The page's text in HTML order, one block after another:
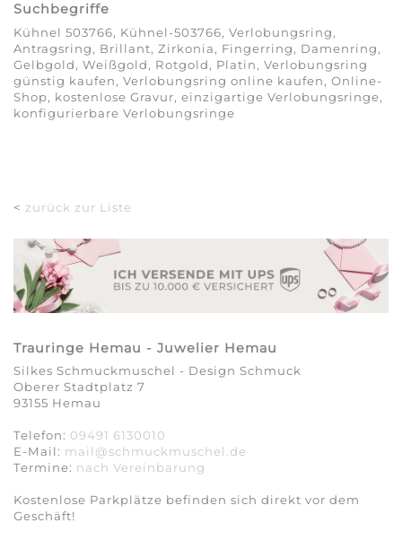
Suchbegriffe
Kühnel 503766, Kühnel-503766, Verlobungsring,
Antragsring, Brillant, Zirkonia, Fingerring, Damenring,
Gelbgold, Weißgold, Rotgold, Platin, Verlobungsring
günstig kaufen, Verlobungsring online kaufen, Online-
Shop, kostenlose Gravur, einzigartige Verlobungsringe,
konfigurierbare Verlobungsringe
< zurück zur Liste
Trauringe Hemau - Juwelier Hemau
Silkes Schmuckmuschel - Design Schmuck
Oberer Stadtplatz 7
93155 Hemau
Telefon: 09491 6130010
E-Mail: mail@schmuckmuschel.de
Termine: nach Vereinbarung​​​​​​​
Kostenlose Parkplätze befinden sich direkt vor dem
Geschäft!